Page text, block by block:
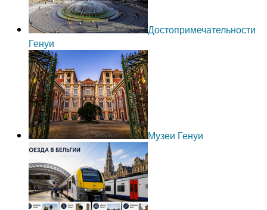
Достопримечательности
Генуи
Музеи Генуи